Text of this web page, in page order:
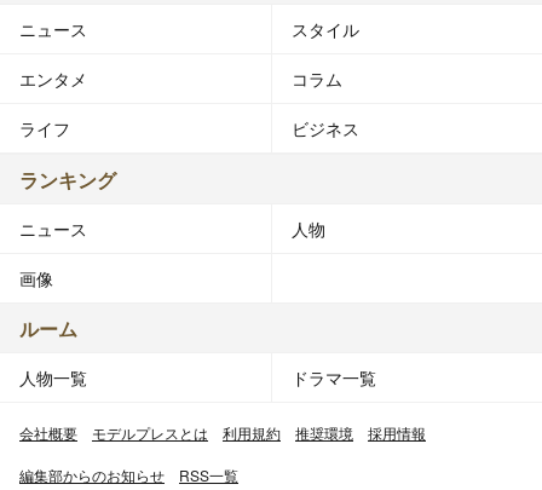
ニュース スタイル
エンタメ コラム
ライフ ビジネス
ランキング
ニュース 人物
画像
ルーム
人物一覧 ドラマ一覧
会社概要 モデルプレスとは 利用規約 推奨環境 採用情報
編集部からのお知らせ RSS一覧